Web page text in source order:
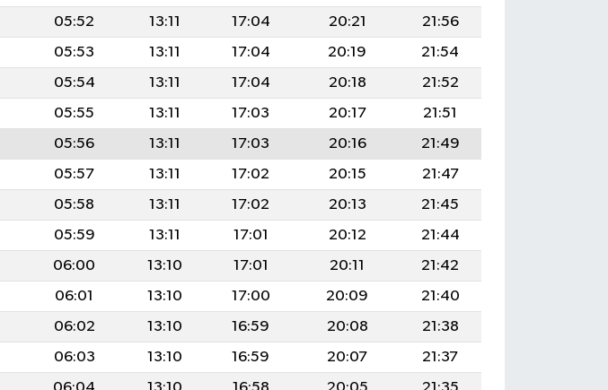
05:52 13:11 17:04 20:21
21:56
05:53 13:11 17:04 20:19
21:54
05:54 13:11 17:04 20:18
21:52
05:55 13:11 17:03 20:17
21:51
05:56 13:11 17:03 20:16
21:49
05:57 13:11 17:02 20:15
21:47
05:58 13:11 17:02 20:13
21:45
05:59 13:11 17:01 20:12
21:44
06:00 13:10 17:01 20:11
21:42
06:01 13:10 17:00 20:09
21:40
06:02 13:10 16:59 20:08
21:38
06:03 13:10 16:59 20:07
21:37